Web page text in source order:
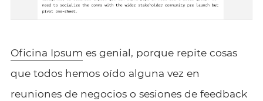
Oficina Ipsum es genial, porque repite cosas
que todos hemos oído alguna vez en
reuniones de negocios o sesiones de feedback